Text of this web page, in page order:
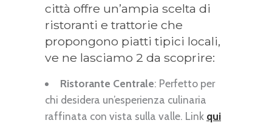
città offre un’ampia scelta di
ristoranti e trattorie che
propongono piatti tipici locali,
ve ne lasciamo 2 da scoprire:
Ristorante Centrale: Perfetto per
chi desidera un’esperienza culinaria
raffinata con vista sulla valle. Link qui